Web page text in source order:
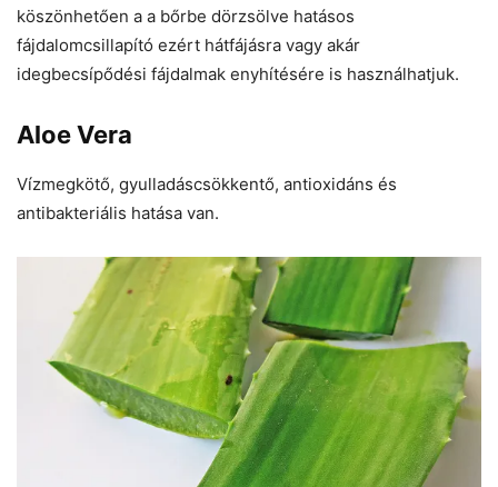
köszönhetően a a bőrbe dörzsölve hatásos
fájdalomcsillapító ezért hátfájásra vagy akár
idegbecsípődési fájdalmak enyhítésére is használhatjuk.
Aloe Vera
Vízmegkötő, gyulladáscsökkentő, antioxidáns és
antibakteriális hatása van.